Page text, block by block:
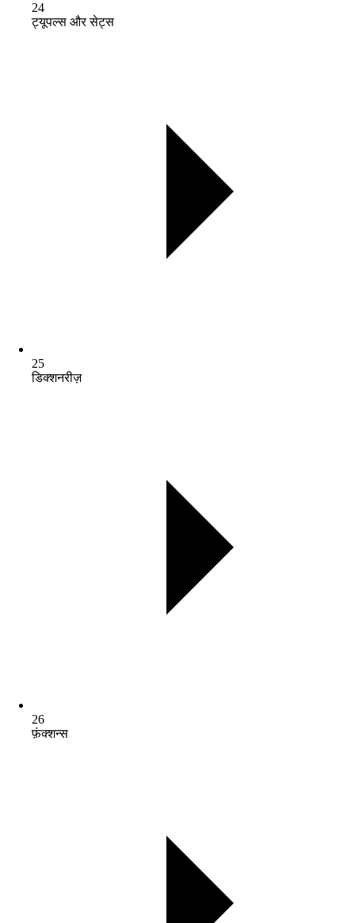
24
ट्यूपल्स और सेट्स
25
डिक्शनरीज़
26
फ़ंक्शन्स